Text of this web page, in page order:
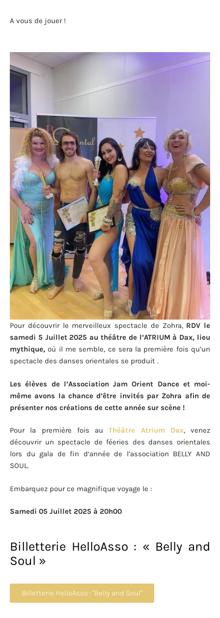
A vous de jouer !
Pour découvrir le merveilleux spectacle de Zohra, RDV le
samedi 5 Juillet 2025 au théâtre de l’ATRIUM à Dax, lieu
mythique,où il me semble, ce sera la première fois qu’un
spectacle des danses orientales se produit .
Les élèves de l’Association Jam Orient Dance et moi-
même avons la chance d’être invités par Zohra afin de
présenter nos créations de cette année sur scène !
Pour la première fois auThéâtre Atrium Dax, venez
découvrir un spectacle de féeries des danses orientales
lors du gala de fin d‘année de l’association BELLY AND
SOUL.
Embarquez pource magnifique voyage le :
Samedi 05 Juillet 2025 à 20h00
Billetterie HelloAsso : « Belly and
Soul »
Billetterie HelloAsso : "Belly and Soul"